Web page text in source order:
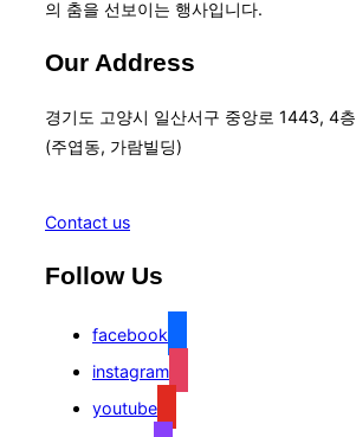
의 춤을 선보이는 행사입니다.
Our Address
경기도 고양시 일산서구 중앙로 1443, 4층
(주엽동, 가람빌딩)
Contact us
Follow Us
facebook
instagram
youtube